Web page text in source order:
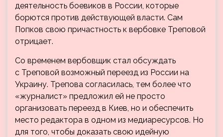
деятельность боевиков в России, которые
борются против действующей власти. Сам
Попков свою причастность к вербовке Треповой
отрицает.
Со временем вербовщик стал обсуждать
с Треповой возможный переезд из России на
Украину. Трепова согласилась, тем более что
«журналист» предложил ей не просто
организовать переезд в Киев, но и обеспечить
место редактора в одном из медиаресурсов. Но
для того, чтобы доказать свою идейную